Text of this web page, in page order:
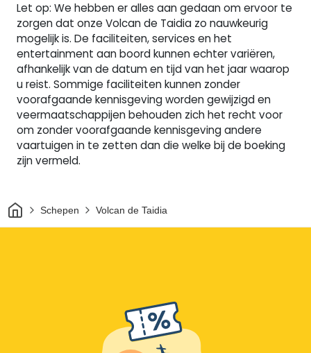
Let op: We hebben er alles aan gedaan om ervoor te
zorgen dat onze Volcan de Taidia zo nauwkeurig
mogelijk is. De faciliteiten, services en het
entertainment aan boord kunnen echter variëren,
afhankelijk van de datum en tijd van het jaar waarop
u reist. Sommige faciliteiten kunnen zonder
voorafgaande kennisgeving worden gewijzigd en
veermaatschappijen behouden zich het recht voor
om zonder voorafgaande kennisgeving andere
vaartuigen in te zetten dan die welke bij de boeking
zijn vermeld.
ThuisSchepen Volcan de Taidia